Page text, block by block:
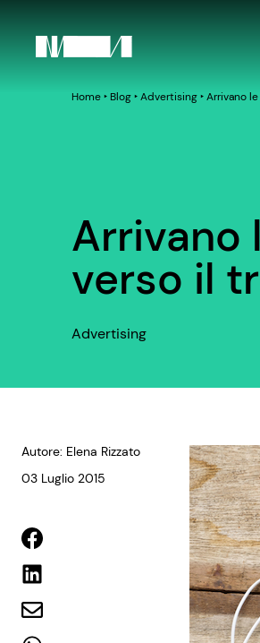
Home‣ Blog‣Advertising‣Arrivano
Arrivano
verso il
Advertising
Autore: Elena Rizzato
03 Luglio 2015